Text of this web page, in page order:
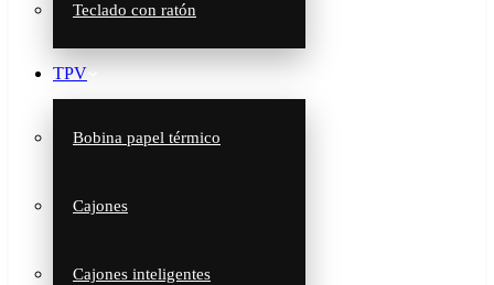
Teclado con ratón
TPV
Bobina papel térmico
Cajones
Cajones inteligentes